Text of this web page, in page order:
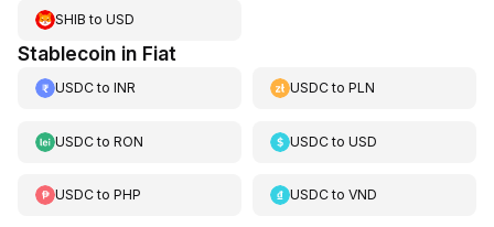
SHIB to USD
Stablecoin in Fiat
USDCto INR USDCtoPLN
USDCto RON USDCtoUSD
USDCto PHP USDCtoVND